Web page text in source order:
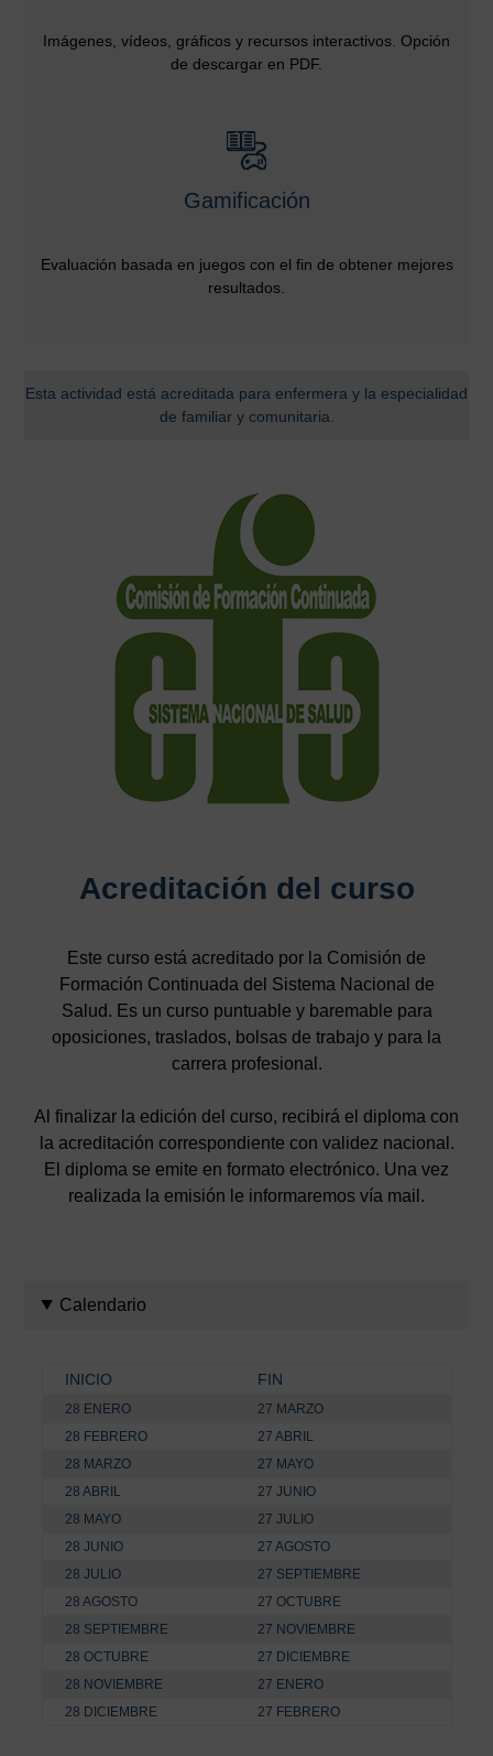
Imágenes, vídeos, gráficos y recursos interactivos. Opción
de descargar en PDF.
Gamificación
Evaluación basada en juegos con el fin de obtener mejores
resultados.
Esta actividad está acreditada para enfermera y la especialidad
de familiar y comunitaria.
Acreditación del curso
Este curso está acreditado por la Comisión de
Formación Continuada del Sistema Nacional de
Salud. Es un curso puntuable y baremable para
oposiciones, traslados, bolsas de trabajo y para la
carrera profesional.
Al finalizar la edición del curso, recibirá el diploma con
la acreditación correspondiente con validez nacional.
El diploma se emite en formato electrónico. Una vez
realizada la emisión le informaremos vía mail.
Calendario
INICIO FIN
28 ENERO
27 MARZO
28 FEBRERO
27 ABRIL
28 MARZO
27 MAYO
28 ABRIL
27 JUNIO
28 MAYO
27 JULIO
28 JUNIO
27 AGOSTO
28 JULIO
27 SEPTIEMBRE
28 AGOSTO
27 OCTUBRE
28 SEPTIEMBRE
27 NOVIEMBRE
28 OCTUBRE
27 DICIEMBRE
28 NOVIEMBRE
27 ENERO
28 DICIEMBRE
27 FEBRERO